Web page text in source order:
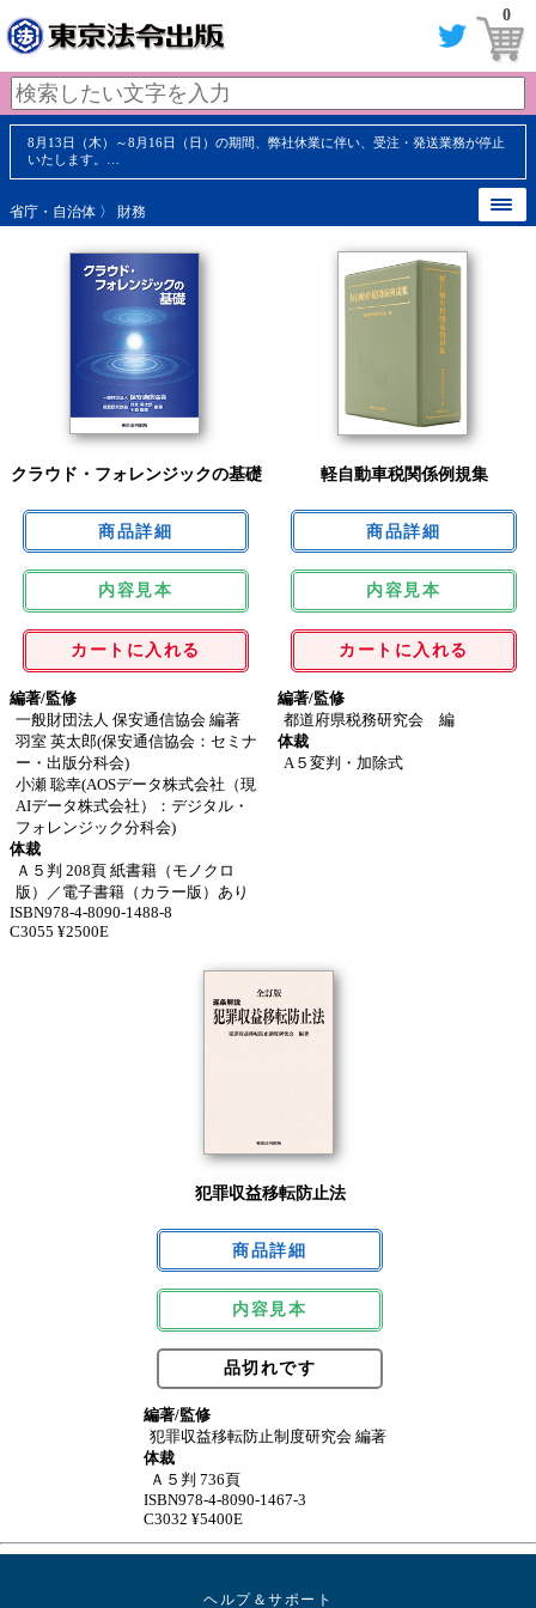
0
8月13日（木）～8月16日（日）の期間、弊社休業に伴い、受注・発送業務が停止
いたします。…
省庁・自治体 〉 財務
クラウド・フォレンジックの基礎
内容見本
カートに入れる
編著/監修
一般財団法人 保安通信協会 編著
羽室 英太郎(保安通信協会：セミナ
ー・出版分科会)
小瀬 聡幸(AOSデータ株式会社（現
AIデータ株式会社）：デジタル・
フォレンジック分科会)
体裁
Ａ５判 208頁 紙書籍（モノクロ
版）／電子書籍（カラー版）あり
ISBN978-4-8090-1488-8
C3055 ¥2500E
軽自動車税関係例規集
内容見本
カートに入れる
編著/監修
都道府県税務研究会 編
体裁
A５変判・加除式
犯罪収益移転防止法
内容見本
品切れです
編著/監修
犯罪収益移転防止制度研究会 編著
体裁
Ａ５判 736頁
ISBN978-4-8090-1467-3
C3032 ¥5400E
ヘルプ＆サポート